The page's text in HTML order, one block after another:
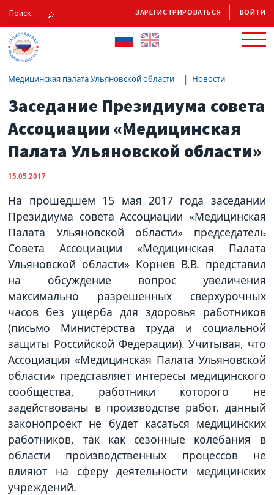
ЗАРЕГИСТРИРОВАТЬСЯ ВОЙТИ
Медицинская палата Ульяновской области Новости
Заседание Президиума совета
Ассоциации «Медицинская
Палата Ульяновской области»
15.05.2017
На прошедшем 15 мая 2017 года заседании
Президиума совета Ассоциации «Медицинская
Палата Ульяновской области» председатель
Совета Ассоциации «Медицинская Палата
Ульяновской области» Корнев В.В. представил
на обсуждение вопрос увеличения
максимально разрешенных сверхурочных
часов без ущерба для здоровья работников
(письмо Министерства труда и социальной
защиты Российской Федерации). Учитывая, что
Ассоциация «Медицинская Палата Ульяновской
области» представляет интересы медицинского
сообщества, работники которого не
задействованы в производстве работ, данный
законопроект не будет касаться медицинских
работников, так как сезонные колебания в
области производственных процессов не
влияют на сферу деятельности медицинских
учреждений.